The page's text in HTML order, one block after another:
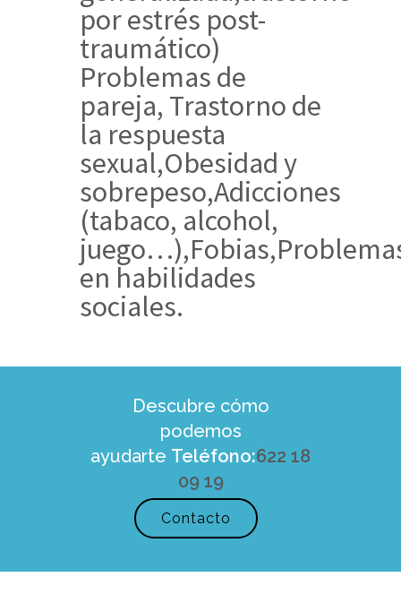
por estrés post-
traumático)
Problemas de
pareja, Trastorno de
la respuesta
sexual,Obesidad y
sobrepeso,Adicciones
(tabaco, alcohol,
en habilidades
sociales.
Descubre cómo
podemos
ayudarte Teléfono:622 18
09 19
Contacto